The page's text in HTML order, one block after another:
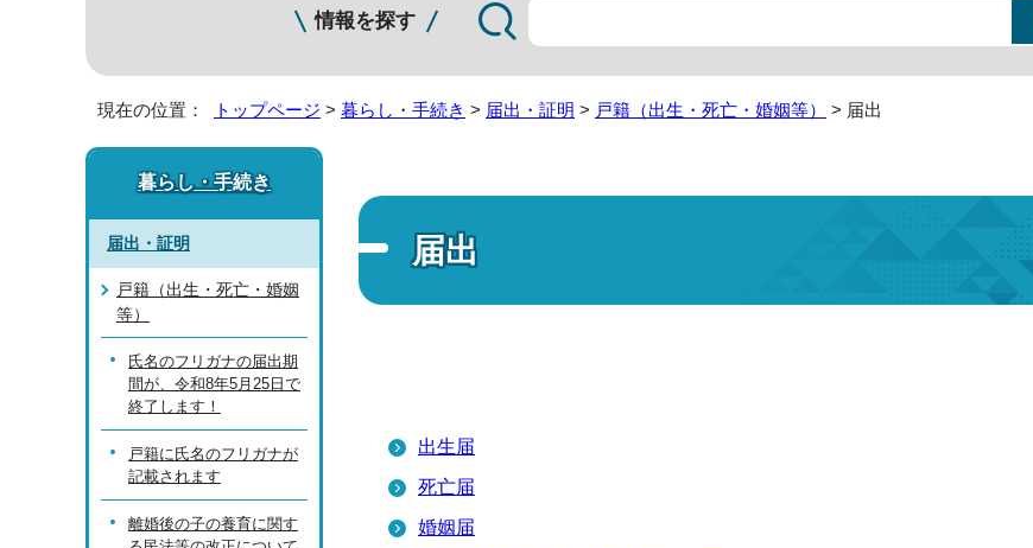
情報を探す
現在の位置： トップページ > 暮らし・手続き > 届出・証明 > 戸籍（出生・死亡・婚姻等） > 届出
届出
出生届
死亡届
婚姻届
暮らし・手続き
届出・証明
戸籍（出生・死亡・婚姻
等）
氏名のフリガナの届出期
間が、令和8年5月25日で
終了します！
戸籍に氏名のフリガナが
記載されます
離婚後の子の養育に関す